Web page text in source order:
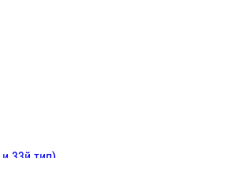
33й тип)